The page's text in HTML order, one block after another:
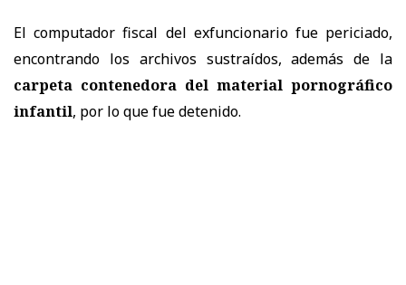
El computador fiscal del exfuncionario fue periciado,
encontrando los archivos sustraídos, además de la
carpeta contenedora del material pornográfico
infantil, por lo que fue detenido.